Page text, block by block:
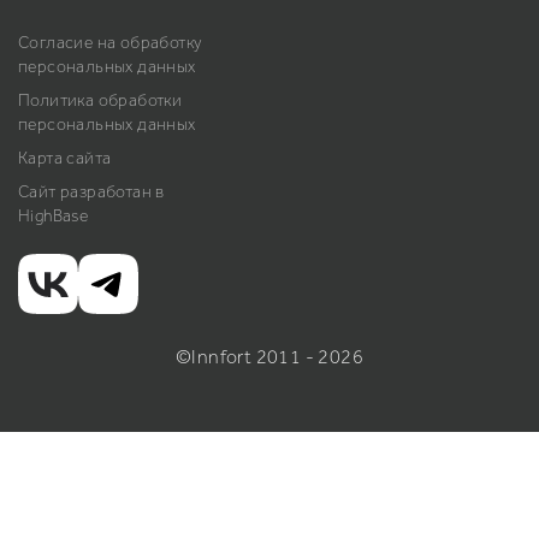
Согласие на обработку
персональных данных
Политика обработки
персональных данных
Карта сайта
Сайт разработан в
HighBase
©Innfort 2011 - 2026